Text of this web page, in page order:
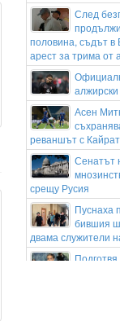
След
половина, съдът
арест за трима от
Асен
реваншът с
Сенатът
срещу Русия
Пуснаха
бившия
двама служители